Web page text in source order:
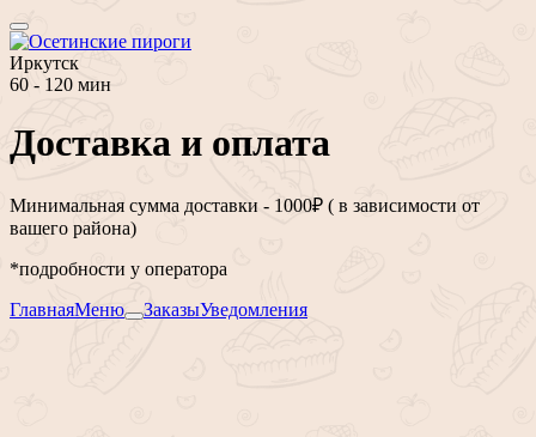
Иркутск
60 - 120 мин
Доставка и оплата
Минимальная сумма доставки - 1000₽ ( в зависимости от
вашего района)
*подробности у оператора
ГлавнаяМеню ЗаказыУведомления